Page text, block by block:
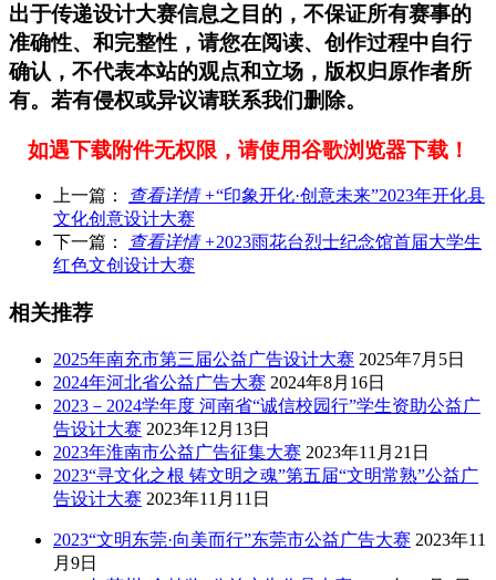
出于传递设计大赛信息之目的，不保证所有赛事的
准确性、和完整性，请您在阅读、创作过程中自行
确认，不代表本站的观点和立场，版权归原作者所
有。若有侵权或异议请联系我们删除。
如遇下载附件无权限，请使用谷歌浏览器下载！
上一篇： 查看详情 +​“印象开化·创意未来”2023年开化县
文化创意设计大赛
下一篇：
查看详情 +2023雨花台烈士纪念馆首届大学生
红色文创设计大赛
相关推荐
2025年南充市第三届公益广告设计大赛 2025年7月5日
2024年河北省公益广告大赛 2024年8月16日
2023－2024学年度 河南省“诚信校园行”学生资助公益广
告设计大赛 2023年12月13日
2023年淮南市公益广告征集大赛 2023年11月21日
2023“寻文化之根 铸文明之魂”第五届“文明常熟”公益广
告设计大赛 2023年11月11日
2023“文明东莞·向美而行”东莞市公益广告大赛 2023年11
月9日